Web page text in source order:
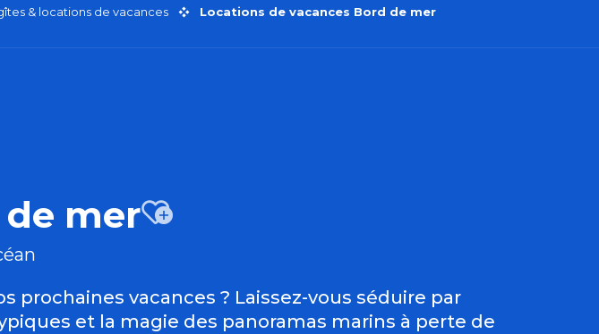
& locations de vacances Locations de vacances Bord de mer
merAjouter aux
prochaines vacances ? Laissez-vous séduire par
et la magie des panoramas marins à perte de